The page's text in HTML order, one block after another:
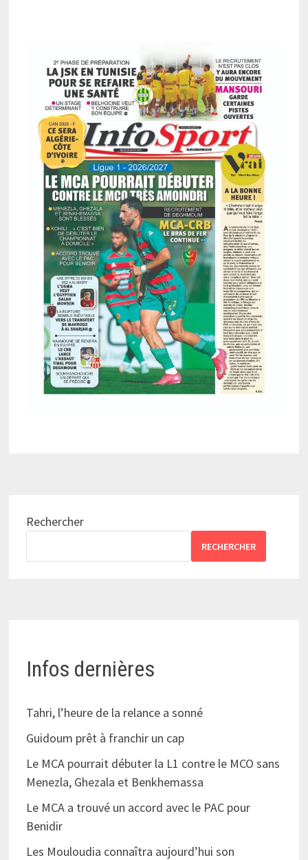
Rechercher
RECHERCHER
Infos dernières
Tahri, l’heure de la relance a sonné
Guidoum prêt à franchir un cap
Le MCA pourrait débuter la L1 contre le MCO sans
Menezla, Ghezala et Benkhemassa
Le MCA a trouvé un accord avec le PAC pour
Benidir
Les Mouloudia connaîtra aujourd’hui son